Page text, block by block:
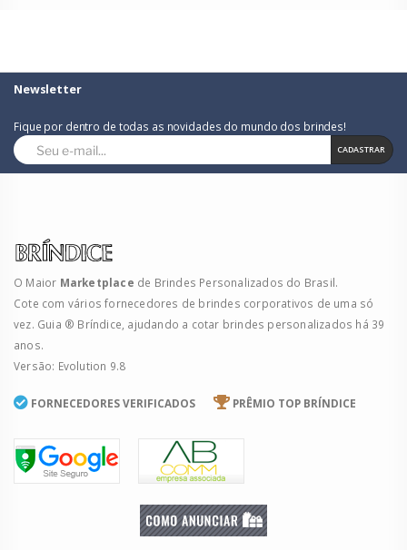
Newsletter
Fique por dentro de todas as novidades do mundo dos brindes!
CADASTRAR
O Maior Marketplace de Brindes Personalizados do Brasil.
Cote com vários fornecedores de brindes corporativos de uma só
vez. Guia ® Bríndice, ajudando a cotar brindes personalizados há 39
anos.
Versão: Evolution 9.8
FORNECEDORES VERIFICADOS PRÊMIO TOP BRÍNDICE